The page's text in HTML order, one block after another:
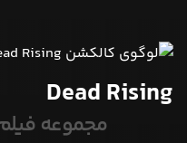
Dead Rising
مجموعه